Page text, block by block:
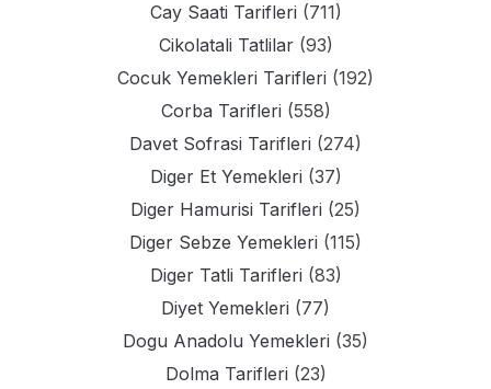
Cay Saati Tarifleri (711)
Cikolatali Tatlilar(93)
Cocuk Yemekleri Tarifleri (192)
Corba Tarifleri (558)
Davet Sofrasi Tarifleri (274)
Diger Et Yemekleri (37)
Diger Hamurisi Tarifleri (25)
Diger Sebze Yemekleri (115)
Diger Tatli Tarifleri (83)
Diyet Yemekleri (77)
Dogu Anadolu Yemekleri (35)
Dolma Tarifleri (23)